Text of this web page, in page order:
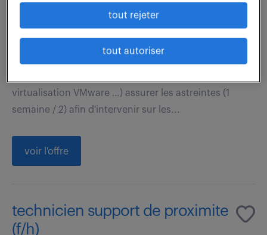
Flers En Escrebieux (59)
6 mois
27 000 - 32 000 € / an
virtualisation VMware …) assurer les astreintes (1
semaine / 2) afin d'intervenir sur les...
voir l'offre
technicien support de proximite
(f/h)
tout rejeter
tout autoriser